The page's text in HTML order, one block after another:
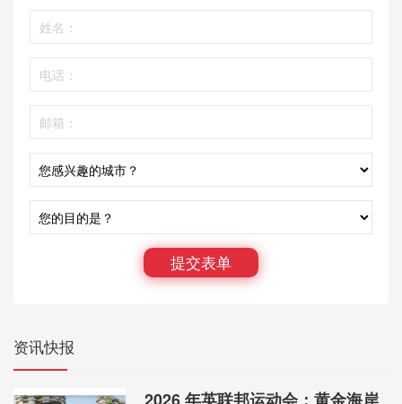
提交表单
资讯快报